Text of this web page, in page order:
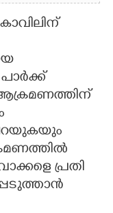
പ്രതി